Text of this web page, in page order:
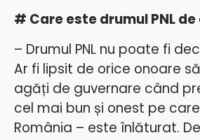
# Care este drumul PNL
– Drumul PNL nu poate fi
Ar fi lipsit de orice onoare
agăți de guvernare când
cel mai bun și onest pe
România – este înlăturat.